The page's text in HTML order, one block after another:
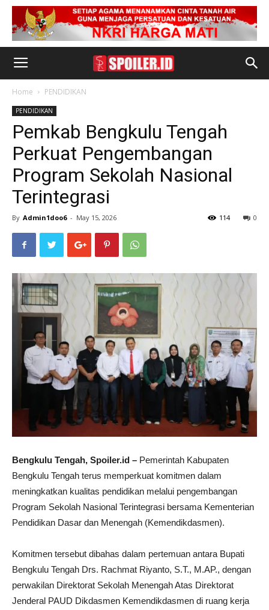
Home PENDIDIKAN
PENDIDIKAN
Pemkab Bengkulu Tengah
Perkuat Pengembangan
Program Sekolah Nasional
Terintegrasi
By Admin1doo6 - May 15, 2026 0
114
Bengkulu Tengah, Spoiler.id – Pemerintah Kabupaten
Bengkulu Tengah terus memperkuat komitmen dalam
meningkatkan kualitas pendidikan melalui pengembangan
Program Sekolah Nasional Terintegrasi bersama Kementerian
Pendidikan Dasar dan Menengah (Kemendikdasmen).
Komitmen tersebut dibahas dalam pertemuan antara Bupati
Bengkulu Tengah Drs. Rachmat Riyanto, S.T., M.AP., dengan
perwakilan Direktorat Sekolah Menengah Atas Direktorat
Jenderal PAUD Dikdasmen Kemendikdasmen di ruang kerja